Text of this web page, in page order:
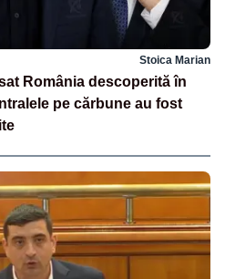
Stoica Marian
România descoperită în
pe cărbune au fost